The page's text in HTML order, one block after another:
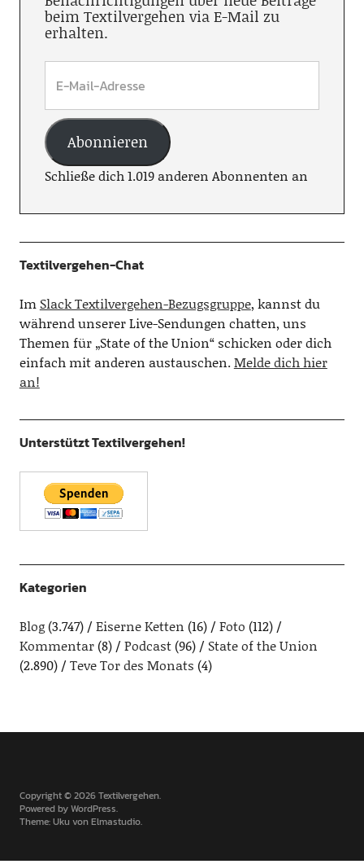
beim Textilvergehen via E-Mail zu
erhalten.
Abonnieren
Schließe dich 1.019 anderen Abonnenten an
Textilvergehen-Chat
Im Slack Textilvergehen-Bezugsgruppe, kannst du
während unserer Live-Sendungen chatten, uns
Themen für „State of the Union“ schicken oder dich
einfach mit anderen austauschen.Melde dich hier
an!
Unterstützt Textilvergehen!
Kategorien
Blog(3.747) Eiserne Ketten (16) Foto (112)
Kommentar(8) Podcast(96)
State of the Union
(2.890)
Teve Tor des Monats (4)
Copyright © 2026 Textilvergehen
Powered byWordPress
Theme: Uku vonElmastudio